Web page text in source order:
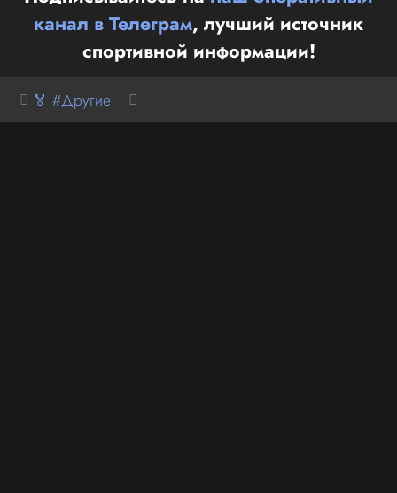
канал в Телеграм, лучший источник
спортивной информации!
🏅 #Другие